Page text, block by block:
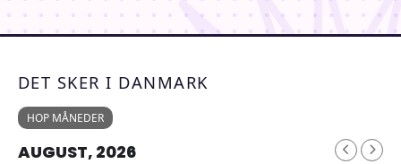
DET SKER I DANMARK
HOP MÅNEDER
AUGUST, 2026